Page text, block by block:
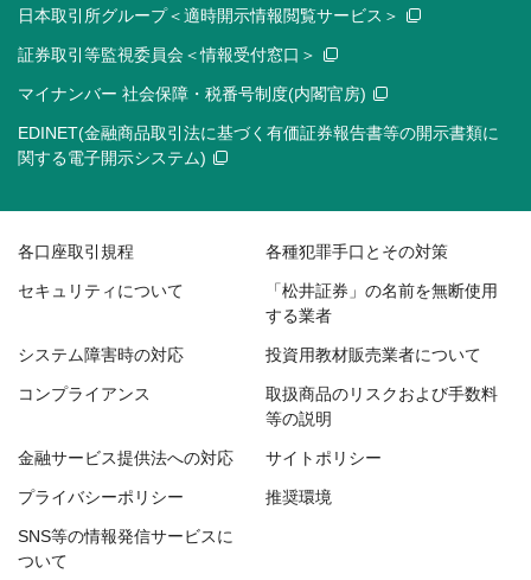
日本取引所グループ＜適時開示情報閲覧サービス＞
証券取引等監視委員会＜情報受付窓口＞
マイナンバー 社会保障・税番号制度(内閣官房)
EDINET(金融商品取引法に基づく有価証券報告書等の開示書類に
関する電子開示システム)
各口座取引規程 各種犯罪手口とその対策
セキュリティについて
「松井証券」の名前を無断使用
する業者
システム障害時の対応 投資用教材販売業者について
コンプライアンス
取扱商品のリスクおよび手数料
等の説明
金融サービス提供法への対応 サイトポリシー
プライバシーポリシー 推奨環境
SNS等の情報発信サービスに
ついて